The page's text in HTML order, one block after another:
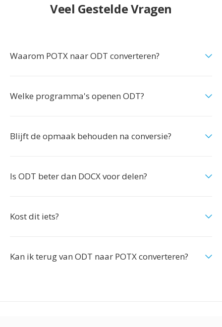
Veel Gestelde Vragen
Waarom POTX naar ODT converteren?
Welke programma's openen ODT?
Blijft de opmaak behouden na conversie?
Is ODT beter dan DOCX voor delen?
Kost dit iets?
Kan ik terug van ODT naar POTX converteren?